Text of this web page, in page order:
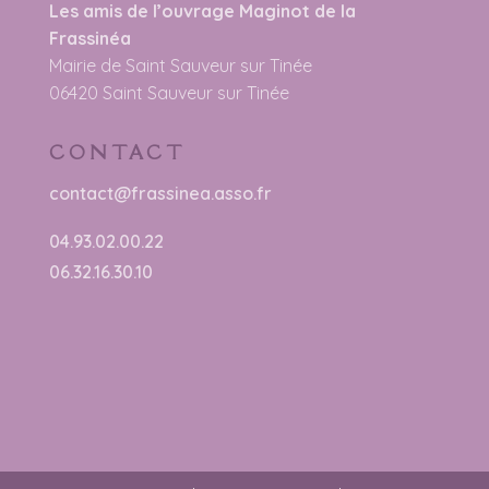
Les amis de l’ouvrage Maginot de la
Frassinéa
Mairie de Saint Sauveur sur Tinée
06420 Saint Sauveur sur Tinée
CONTACT
contact@frassinea.asso.fr
04.93.02.00.22
06.32.16.30.10